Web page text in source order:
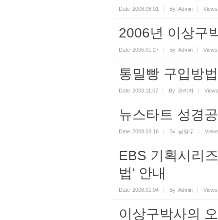
Date 2008.08.01 By Admin Views
2006년 이상구
Date 2006.01.27 By Admin Views
통밀빵 구입방법
Date 2003.11.07 By 관리자 Views
뉴스타트 성경
Date 2004.03.16 By 남양우
EBS 기획시리
법' 안내
Date 2008.01.04 By Admin Views
이상구박사의